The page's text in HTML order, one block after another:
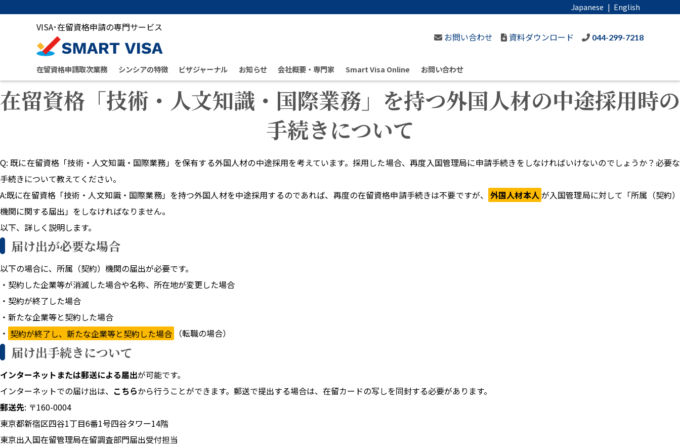
VISA･在留資格申請の専門サービス
お問い合わせ
資料ダウンロード 044-299-7218
在留資格申請取次業務 シンシアの特徴 ビザジャーナル お知らせ 会社概要・専門家 Smart Visa Online お問い合わせ
Japanese | English
在留資格「技術・人文知識・国際業務」を持つ外国人材の中途採用時の
手続きについて
Q: 既に在留資格「技術・人文知識・国際業務」を保有する外国人材の中途採用を考えています。採用した場合、再度入国管理局に申請手続きをしなければいけないのでしょうか？必要な
手続きについて教えてください。
A:既に在留資格「技術・人文知識・国際業務」を持つ外国人材を中途採用するのであれば、再度の在留資格申請手続きは不要ですが、
外国人材本人 が入国管理局に対して「所属（契約）
機関に関する届出」をしなければなりません。
以下、詳しく説明します。
届け出が必要な場合
以下の場合に、所属（契約）機関の届出が必要です。
・契約した企業等が消滅した場合や名称、所在地が変更した場合
・契約が終了した場合
・新たな企業等と契約した場合
・ 契約が終了し、新たな企業等と契約した場合 （転職の場合）
届け出手続きについて
インターネットまたは郵送による届出が可能です。
インターネットでの届け出は、 こちらから行うことができます。郵送で提出する場合は、在留カードの写しを同封する必要があります。
郵送先: 〒160-0004
東京都新宿区四谷1丁目6番1号四谷タワー14階
東京出入国在留管理局在留調査部門届出受付担当